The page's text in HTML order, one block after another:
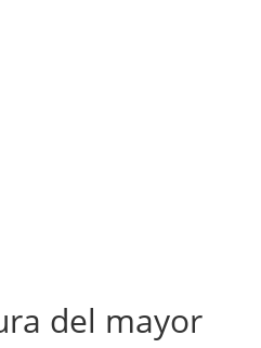
del mayor